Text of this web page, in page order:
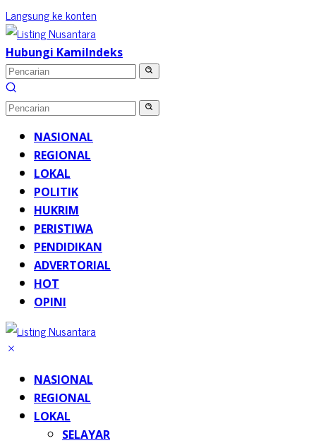
Langsung ke konten
Hubungi KamiIndeks
NASIONAL
REGIONAL
LOKAL
POLITIK
HUKRIM
PERISTIWA
PENDIDIKAN
ADVERTORIAL
HOT
OPINI
NASIONAL
REGIONAL
LOKAL
SELAYAR